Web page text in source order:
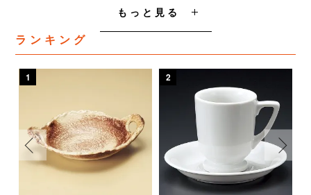
もっと見る
ランキング
1 2